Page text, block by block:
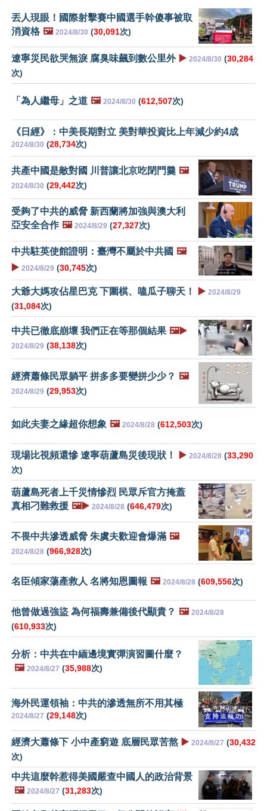
丟人現眼！國際射擊賽中國選手幹傻事被取
消資格 🖼️ 2024/8/30 (30,091次)
遼寧災民欲哭無淚 腐臭味飆到數公里外 ▶️ 2024/8/30 (30,284
次)
「為人繼母」之道 🖼️ 2024/8/30 (612,507次)
《日經》：中美長期對立 美對華投資比上年減少約4成
2024/8/30 (28,734次)
共產中國是敵對國 川普讓北京吃閉門羹 🖼️
2024/8/30 (29,442次)
受夠了中共的威脅 新西蘭將加強與澳大利
亞安全合作 🖼️ 2024/8/29 (27,327次)
中共駐英使館證明：臺灣不屬於中共國 🖼️
▶️ 2024/8/29 (30,745次)
大爺大媽攻佔星巴克 下圍棋、嗑瓜子聊天！ ▶️ 2024/8/29
(31,084次)
中共已徹底崩壞 我們正在等那個結果 🖼️▶️
2024/8/29 (38,138次)
經濟蕭條民眾躺平 拼多多要變拼少少？ 🖼️
2024/8/29 (29,953次)
如此夫妻之緣超你想象 🖼️ 2024/8/28 (612,503次)
現場比視頻還慘 遼寧葫蘆島災後現狀！ ▶️ 2024/8/28 (33,290
次)
葫蘆島死者上千災情慘烈 民眾斥官方掩蓋
真相刁難救援 🖼️▶️ 2024/8/28 (646,479次)
不畏中共滲透威脅 朱虞夫歡迎會爆滿 🖼️
2024/8/28 (966,928次)
名臣傾家蕩產救人 名將知恩圖報 🖼️ 2024/8/28 (609,556次)
他曾做過強盜 為何福壽兼備後代顯貴？ 🖼️ 2024/8/28
(610,933次)
分析：中共在中緬邊境實彈演習圖什麼？
🖼️ 2024/8/27 (35,988次)
海外民運領袖：中共的滲透無所不用其極
2024/8/27 (29,148次)
經濟大蕭條下 小中產窮遊 底層民眾苦熬 ▶️ 2024/8/27 (30,432
次)
中共這麼幹惹得美國嚴查中國人的政治背景
🖼️ 2024/8/27 (31,283次)